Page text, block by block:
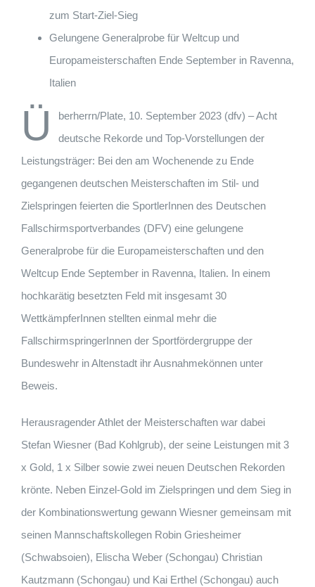
zum Start-Ziel-Sieg
Gelungene Generalprobe für Weltcup und
Europameisterschaften Ende September in Ravenna,
Italien
Ü
berherrn/Plate, 10. September 2023 (dfv) – Acht
deutsche Rekorde und Top-Vorstellungen der
Leistungsträger: Bei den am Wochenende zu Ende
gegangenen deutschen Meisterschaften im Stil- und
Zielspringen feierten die SportlerInnen des Deutschen
Fallschirmsportverbandes (DFV) eine gelungene
Generalprobe für die Europameisterschaften und den
Weltcup Ende September in Ravenna, Italien. In einem
hochkarätig besetzten Feld mit insgesamt 30
WettkämpferInnen stellten einmal mehr die
FallschirmspringerInnen der Sportfördergruppe der
Bundeswehr in Altenstadt ihr Ausnahmekönnen unter
Beweis.
Herausragender Athlet der Meisterschaften war dabei
Stefan Wiesner (Bad Kohlgrub), der seine Leistungen mit 3
x Gold, 1 x Silber sowie zwei neuen Deutschen Rekorden
krönte. Neben Einzel-Gold im Zielspringen und dem Sieg in
der Kombinationswertung gewann Wiesner gemeinsam mit
seinen Mannschaftskollegen Robin Griesheimer
(Schwabsoien), Elischa Weber (Schongau) Christian
Kautzmann (Schongau) und Kai Erthel (Schongau) auch